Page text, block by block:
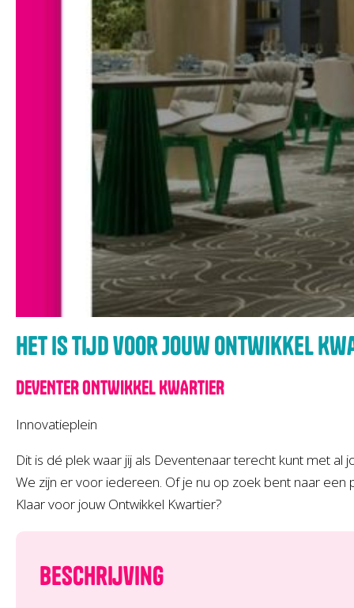
Het is tijd voor Jouw Ontwikkel
DEVENTER ONTWIKKEL KWARTIER
Innovatieplein
Dit is dé plek waar jij als Deventenaar terecht kunt met
We zijn er voor iedereen. Of je nu op zoek bent naar
Klaar voor jouw Ontwikkel Kwartier?
Beschrijving